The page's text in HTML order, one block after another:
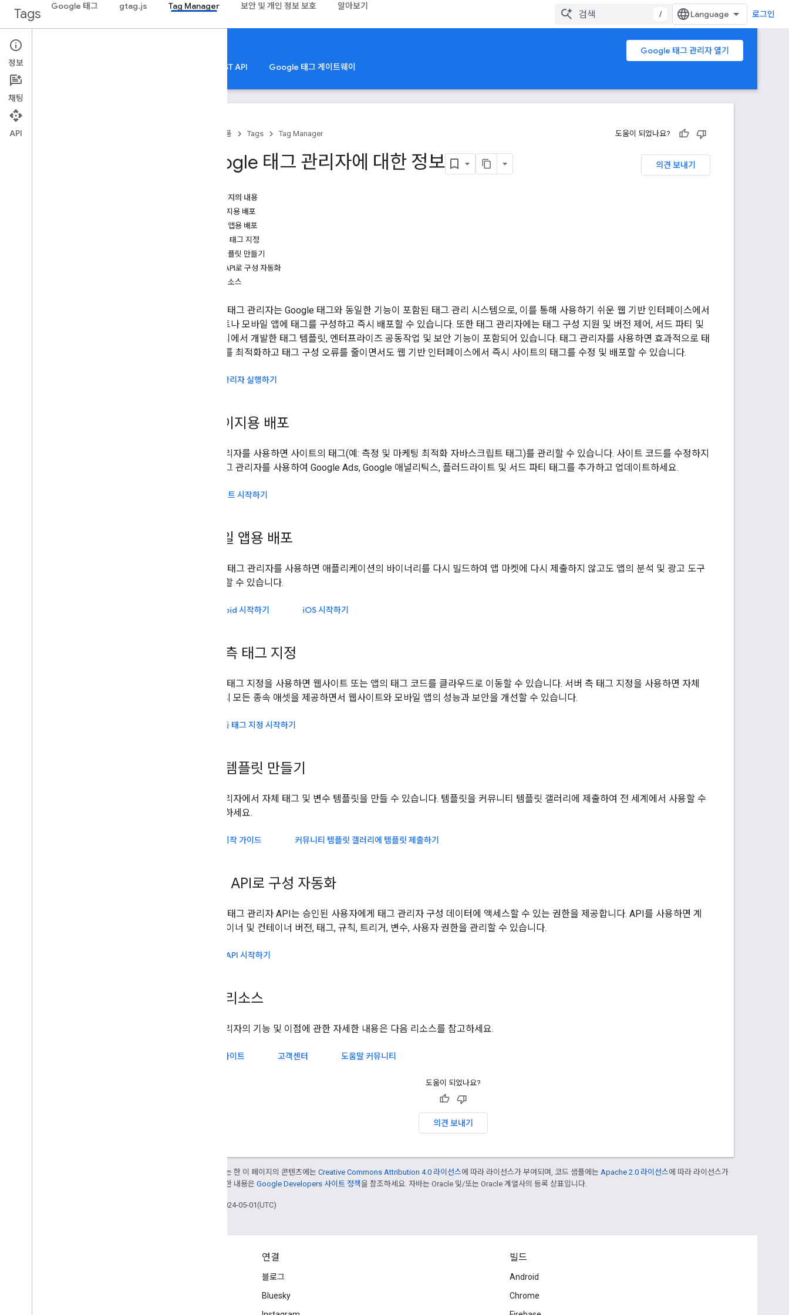
Tags Google 태그 gtag.js Tag Manager 보안 및 개인 정보 보호 알아보기
/ 로그인
Tag Manager
Google 태그 관리자 열기
정보
REST API Google 태그 게이트웨이
제품 Tags Tag Manager 도움이 되었나요?
의견 보내기
Google 태그 관리자에 대한 정보
이 페이지의 내용
웹페이지용 배포
모바일 앱용 배포
서버 측 태그 지정
맞춤 템플릿 만들기
REST API로 구성 자동화
추가 리소스
Google 태그 관리자는 Google 태그와 동일한 기능이 포함된 태그 관리 시스템으로, 이를 통해 사용하기 쉬운 웹 기반 인터페이스에서
웹사이트나 모바일 앱에 태그를 구성하고 즉시 배포할 수 있습니다. 또한 태그 관리자에는 태그 구성 지원 및 버전 제어, 서드 파티 및
커뮤니티에서 개발한 태그 템플릿, 엔터프라이즈 공동작업 및 보안 기능이 포함되어 있습니다. 태그 관리자를 사용하면 효과적으로 태
그 배포를 최적화하고 태그 구성 오류를 줄이면서도 웹 기반 인터페이스에서 즉시 사이트의 태그를 수정 및 배포할 수 있습니다.
태그 관리자 실행하기
웹페이지용 배포
태그 관리자를 사용하면 사이트의 태그(예: 측정 및 마케팅 최적화 자바스크립트 태그)를 관리할 수 있습니다. 사이트 코드를 수정하지
않고 태그 관리자를 사용하여 Google Ads, Google 애널리틱스, 플러드라이트 및 서드 파티 태그를 추가하고 업데이트하세요.
웹사이트 시작하기
모바일 앱용 배포
Google 태그 관리자를 사용하면 애플리케이션의 바이너리를 다시 빌드하여 앱 마켓에 다시 제출하지 않고도 앱의 분석 및 광고 도구
를 관리할 수 있습니다.
Android 시작하기 iOS시작하기
서버 측 태그 지정
서버 측 태그 지정을 사용하면 웹사이트 또는 앱의 태그 코드를 클라우드로 이동할 수 있습니다. 서버 측 태그 지정을 사용하면 자체
도메인의 모든 종속 애셋을 제공하면서 웹사이트와 모바일 앱의 성능과 보안을 개선할 수 있습니다.
서버 측 태그 지정 시작하기
맞춤 템플릿 만들기
태그 관리자에서 자체 태그 및 변수 템플릿을 만들 수 있습니다. 템플릿을 커뮤니티 템플릿 갤러리에 제출하여 전 세계에서 사용할 수
있도록 하세요.
빠른 시작 가이드 커뮤니티 템플릿 갤러리에 템플릿 제출하기
REST API로 구성 자동화
Google 태그 관리자 API는 승인된 사용자에게 태그 관리자 구성 데이터에 액세스할 수 있는 권한을 제공합니다. API를 사용하면 계
정, 컨테이너 및 컨테이너 버전, 태그, 규칙, 트리거, 변수, 사용자 권한을 관리할 수 있습니다.
REST API 시작하기
추가 리소스
태그 관리자의 기능 및 이점에 관한 자세한 내용은 다음 리소스를 참고하세요.
제품 사이트 고객센터 도움말 커뮤니티
도움이 되었나요?
의견 보내기
달리 명시되지 않는 한 이 페이지의 콘텐츠에는 Creative Commons Attribution 4.0 라이선스에 따라 라이선스가 부여되며, 코드 샘플에는 Apache 2.0 라이선스에 따라 라이선스가
부여됩니다. 자세한 내용은 Google Developers 사이트 정책을 참조하세요. 자바는 Oracle 및/또는 Oracle 계열사의 등록 상표입니다.
최종 업데이트: 2024-05-01(UTC)
연결
블로그
Bluesky
빌드
Android
Chrome
정보
채팅
API